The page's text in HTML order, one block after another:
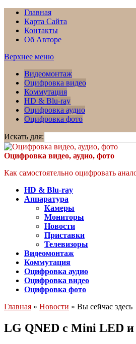
Главная
Карта Сайта
Контакты
Об Авторе
Верхнее меню
Видеомонтаж
Оцифровка видео
Коммутация
HD & Blu-ray
Оцифровка аудио
Оцифровка фото
Искать для:
Оцифровка видео, аудио, фото
Как самостоятельно оцифровать
HD & Blu-ray
Аппаратура
Камеры
Мониторы
Новости
Приставки
Телевизоры
Видеомонтаж
Коммутация
Оцифровка аудио
Оцифровка видео
Оцифровка фото
Главная » Новости » Вы сейчас здесь
LG QNED с Mini LED и